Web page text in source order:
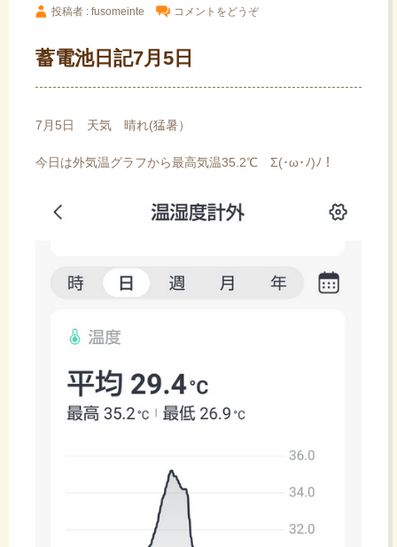
投稿者 : fusomeinte
コメントをどうぞ
蓄電池日記7月5日
7月5日 天気 晴れ(猛暑）
今日は外気温グラフから最高気温35.2℃ Σ(･ω･ﾉ)ﾉ！